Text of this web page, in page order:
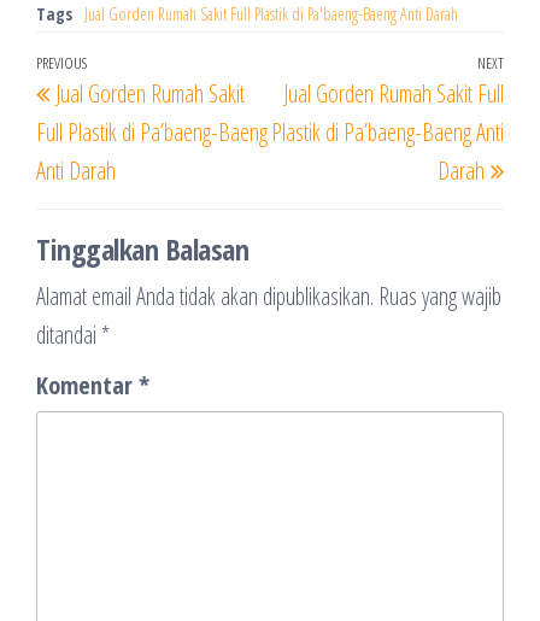
Tags Jual Gorden Rumah Sakit Full Plastik di Pa'baeng-Baeng Anti Darah
Navigasi
pos
Previous
Post
PREVIOUS
Jual Gorden Rumah Sakit
Full Plastik di Pa’baeng-Baeng
Anti Darah
Next
NEXT
Jual Gorden Rumah Sakit Full
Plastik di Pa’baeng-Baeng Anti
Darah
Tinggalkan Balasan
Alamat email Anda tidak akan dipublikasikan. Ruas yang wajib
ditandai *
Komentar*